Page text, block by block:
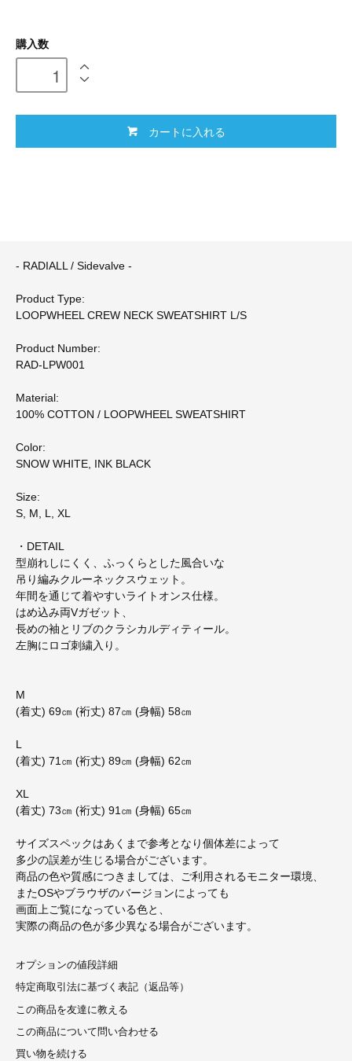
購入数
カートに入れる
- RADIALL / Sidevalve -
Product Type:
LOOPWHEEL CREW NECK SWEATSHIRT L/S
Product Number:
RAD-LPW001
Material:
100% COTTON / LOOPWHEEL SWEATSHIRT
Color:
SNOW WHITE, INK BLACK
Size:
S, M, L, XL
・DETAIL
型崩れしにくく、ふっくらとした風合いな
吊り編みクルーネックスウェット。
年間を通じて着やすいライトオンス仕様。
はめ込み両Vガゼット、
長めの袖とリブのクラシカルディティール。
左胸にロゴ刺繍入り。
M
(着丈) 69㎝ (裄丈) 87㎝ (身幅) 58㎝
L
(着丈) 71㎝ (裄丈) 89㎝ (身幅) 62㎝
XL
(着丈) 73㎝ (裄丈) 91㎝ (身幅) 65㎝
サイズスペックはあくまで参考となり個体差によって
多少の誤差が生じる場合がございます。
商品の色や質感につきましては、ご利用されるモニター環境、
またOSやブラウザのバージョンによっても
画面上ご覧になっている色と、
実際の商品の色が多少異なる場合がございます。
オプションの値段詳細
特定商取引法に基づく表記（返品等）
この商品を友達に教える
この商品について問い合わせる
買い物を続ける